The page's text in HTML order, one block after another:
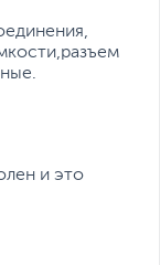
и это